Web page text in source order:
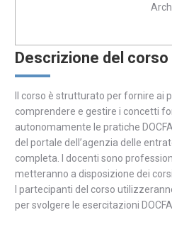
Descrizione del corso
Il corso è strutturato per fornire ai
comprendere e gestire i concetti
autonomamente le pratiche
del portale dell’agenzia delle
completa. I docenti sono
metteranno a disposizione dei
I partecipanti del corso
per svolgere le esercitazioni